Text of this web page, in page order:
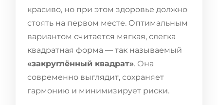
красиво, но при этом здоровье должно
стоять на первом месте. Оптимальным
вариантом считается мягкая, слегка
квадратная форма — так называемый
«закруглённый квадрат». Она
современно выглядит, сохраняет
гармонию и минимизирует риски.